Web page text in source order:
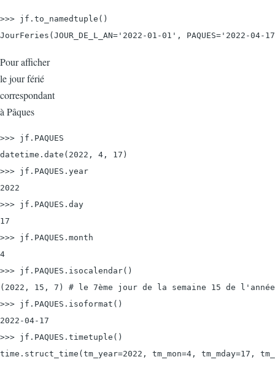
>>> jf.to_namedtuple()
Pour afficher
le jour férié
correspondant
à Pâques
>>> jf.PAQUES
datetime.date(2022, 4, 17)
>>> jf.PAQUES.year
2022
>>> jf.PAQUES.day
17
>>> jf.PAQUES.month
4
>>> jf.PAQUES.isocalendar()
(2022, 15, 7) # le 7ème jour de la semaine 15 de l'année
>>> jf.PAQUES.isoformat()
2022-04-17
>>> jf.PAQUES.timetuple()